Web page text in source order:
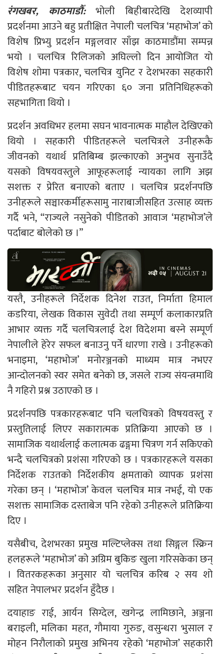
रंगखबर, काठमाडौँ:भोली बिहीबारदेखि देशव्यापी
प्रदर्शनमा आउने बहु प्रतीक्षित नेपाली चलचित्र ‘महाभोज’ को
विशेष प्रिभ्यु प्रदर्शन मङ्गलवार साँझ काठमाडौंमा सम्पन्न
भयो । चलचित्र रिलिजको अघिल्लो दिन आयोजित यो
विशेष शोमा पत्रकार, चलचित्र युनिट र देशभरका सहकारी
पीडितहरूबाट चयन गरिएका ६० जना प्रतिनिधिहरूको
सहभागिता थियो ।
प्रदर्शन अवधिभर हलमा सघन भावनात्मक माहौल देखिएको
थियो । सहकारी पीडितहरूले चलचित्रले उनीहरूकै
जीवनको यथार्थ प्रतिबिम्ब झल्काएको अनुभव सुनाउँदै
यसको विषयवस्तुले आफूहरूलाई न्यायका लागि अझ
सशक्त र प्रेरित बनाएको बताए । चलचित्र प्रदर्शनपछि
उनीहरूले सञ्चारकर्मीहरूसामु नाराबाजीसहित उत्साह व्यक्त
गर्दै भने, “राज्यले नसुनेको पीडितको आवाज ‘महाभोज’ले
पर्दाबाट बोलेको छ ।”
यस्तै, उनीहरूले निर्देशक दिनेश राउत, निर्माता हिमाल
कडरिया, लेखक विकास सुवेदी तथा सम्पूर्ण कलाकारप्रति
आभार व्यक्त गर्दै चलचित्रलाई देश विदेशमा बस्ने सम्पूर्ण
नेपालीले हेरेर सफल बनाउनु पर्ने धारणा राखे । उनीहरूको
भनाइमा, ‘महाभोज’ मनोरञ्जनको माध्यम मात्र नभएर
आन्दोलनको स्वर समेत बनेको छ, जसले राज्य संयन्त्रमाथि
नै गहिरो प्रश्न उठाएको छ ।
प्रदर्शनपछि पत्रकारहरूबाट पनि चलचित्रको विषयवस्तु र
प्रस्तुतिलाई लिएर सकारात्मक प्रतिक्रिया आएको छ ।
सामाजिक यथार्थलाई कलात्मक ढङ्गमा चित्रण गर्न सकिएको
भन्दै चलचित्रको प्रशंसा गरिएको छ । पत्रकारहरूले यसका
निर्देशक राउतको निर्देशकीय क्षमताको व्यापक प्रशंसा
गरेका छन् । ‘महाभोज’ केवल चलचित्र मात्र नभई, यो एक
सशक्त सामाजिक दस्ताबेज पनि रहेको उनीहरूले प्रतिक्रिया
दिए ।
यसैबीच, देशभरका प्रमुख मल्टिप्लेक्स तथा सिङ्गल स्क्रिन
हलहरूले ‘महाभोज’ को अग्रिम बुकिङ खुला गरिसकेका छन्
। वितरकहरूका अनुसार यो चलचित्र करिब २ सय शो
सहित नेपालभर प्रदर्शन हुँदैछ ।
दयाहाङ राई, आर्यन सिग्देल, खगेन्द्र लामिछाने, अञ्जना
बराइली, मलिका महत, गौमाया गुरुङ, वसुन्धरा भुसाल र
मोहन निरौलाको प्रमुख अभिनय रहेको ‘महाभोज’ सहकारी